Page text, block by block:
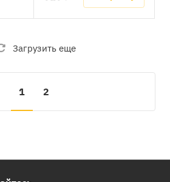
Oklima/Запасные части
SE80 Oklima/Запасные
Загрузить еще
1 2